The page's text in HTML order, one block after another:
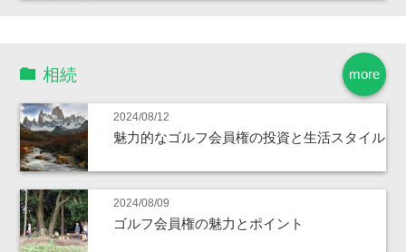
more
相続
2024/08/12
魅力的なゴルフ会員権の投資と生活スタイル
2024/08/09
ゴルフ会員権の魅力とポイント